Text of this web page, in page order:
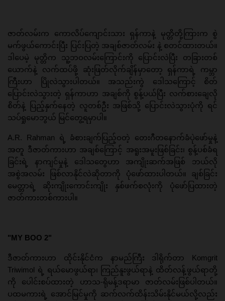
ဇာတ်လမ်းက ကောလိပ်ကျောင်းသား ရှန်ကာနဲ့ မုတ္တိတို့ကြားက စွဲ
မက်ဖွယ်ကောင်းပြီး ပြင်းပြတဲ့ အချစ်ဇာတ်လမ်း နဲ့ စတင်ထားတယ်။
ဒါပေမဲ့ မုတ္တိက သူ့ဘဝလမ်းကြောင်းကို ပြောင်းလဲပြီး တခြားတစ်
ယောက်နဲ့ လက်ထပ်ဖို့ ဆုံးဖြတ်လိုက်ချိန်မှာတော့ ရှန်ကာရဲ့ ကမ္ဘာ
ကြီးဟာ ပြိုလဲသွားပါတယ်။ အသည်းကွဲ ဒေါသကြောင့် စိတ်
ပြောင်းလဲသွားတဲ့ ရှန်ကာဟာ အချစ်ကို စွန့်ပယ်ပြီး လက်စားချေလို
စိတ်နဲ့ ပြည့်နှက်နေတဲ့ လူတစ်ဦး အဖြစ်သို့ ပြောင်းလဲသွားပုံကို ရင်
သပ်ရှုမောဘွယ် မြင်တွေ့ရမှာပါ။
A.R. Rahman ရဲ့ ခံစားချက်ပြည့်ဝတဲ့ တေးဂီတနောက်ခံပုဲဖော်မှုနဲ့
အတူ ဒီဇာတ်ကားဟာ အချစ်ကြောင့် အရူးအမူးဖြစ်ခြင်း၊ စွန့်ပစ်ခံရ
ခြင်းရဲ့ နာကျင်မှုနဲ့ ဒေါသတွေဟာ အကျိုးဆက်အဖြစ် ဘယ်လို
အစွဲအလမ်း ဖြစ်လာနိုင်လဲဆိုတာကို ပုံဖော်ထားပါတယ်။ ချစ်ခြင်း
မေတ္တာရဲ့ ဆိုးကျိုးကောင်းကျိုး နှစ်ဖက်စလုံးကို ပုံဖော်ပြထားတဲ့
ဇာတ်ကားတစ်ကားပါ။
"MY BOO 2"
ဒီဇာတ်ကားဟာ ထိုင်းနိုင်ငံက နာမည်ကြီး ဒါရိုက်တာ Komgrit
Triwimol ရဲ့ ရယ်မောဖွယ်ရာ၊ ကြည်နူးဖွယ်ရာနဲ့ ထိတ်လန့်ဖွယ်ရာတို့
ကို ပေါင်းစပ်ထားတဲ့ ဟာသ-ရိုမန့်ဒရာမာ ဇာတ်လမ်းဖြစ်ပါတယ်။
ပထမကားရဲ့ အောင်မြင်မှုကို ဆက်လက်ထိန်းသိမ်းနိုင်မယ်လို့လည်း